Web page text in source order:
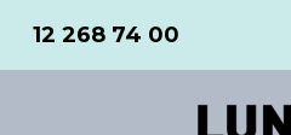
12 268 74 00